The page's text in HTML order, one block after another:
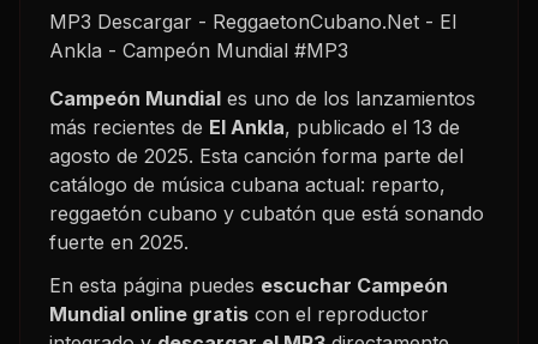
MP3 Descargar - ReggaetonCubano.Net - El
Ankla - Campeón Mundial #MP3
Campeón Mundial es uno de los lanzamientos
más recientes de El Ankla, publicado el 13 de
agosto de 2025. Esta canción forma parte del
catálogo de música cubana actual: reparto,
reggaetón cubano y cubatón que está sonando
fuerte en 2025.
En esta página puedes escuchar Campeón
Mundial online gratis con el reproductor